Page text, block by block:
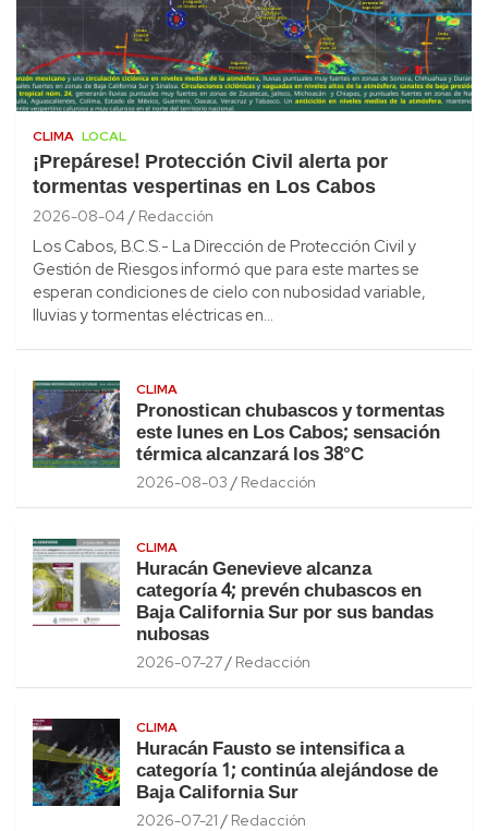
CLIMA LOCAL
¡Prepárese! Protección Civil alerta por
tormentas vespertinas en Los Cabos
2026-08-04 Redacción
Los Cabos, B.C.S.- La Dirección de Protección Civil y
Gestión de Riesgos informó que para este martes se
esperan condiciones de cielo con nubosidad variable,
lluvias y tormentas eléctricas en…
CLIMA
Pronostican chubascos y tormentas
este lunes en Los Cabos; sensación
térmica alcanzará los 38°C
2026-08-03 Redacción
CLIMA
Huracán Genevieve alcanza
categoría 4; prevén chubascos en
Baja California Sur por sus bandas
nubosas
2026-07-27 Redacción
CLIMA
Huracán Fausto se intensifica a
categoría 1; continúa alejándose de
Baja California Sur
2026-07-21 Redacción